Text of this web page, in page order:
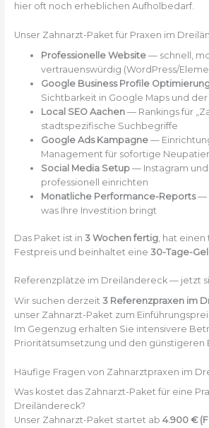
hier oft noch erheblichen Aufholbedarf.
Unser Zahnarzt-Paket für Praxen im
Professionelle Website— schnell,
vertrauenswürdig (WordPress/
Google Business Profile
Sichtbarkeit in Google Maps und
Local SEO Aachen— Rankings für
stadtspezifische Suchbegriffe
Google Ads Kampagne—
Management für sofortige
Social Media Setup— Instagram
professionell einrichten
Monatliche Performance-Reports—
was Ihre Investition bringt
Das Paket ist in 3 Wochen fertig, hat einen
Festpreis und beinhaltet eine 30-Tage-
Referenzplätze im Dreiländereck — jetzt
Wir suchen derzeit 3 Referenzpraxen im
unser Zahnarzt-Paket zum
Im Gegenzug erhalten Sie intensivere
Prioritätsumsetzung und den günstigeren
Häufige Fragen von Zahnarztpraxen im
Was kostet das Zahnarzt-Paket für eine
Dreiländereck?
Unser Zahnarzt-Paket startet ab 4.900 €